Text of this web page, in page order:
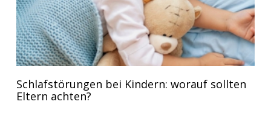
Schlafstörungen bei Kindern: worauf sollten
Eltern achten?